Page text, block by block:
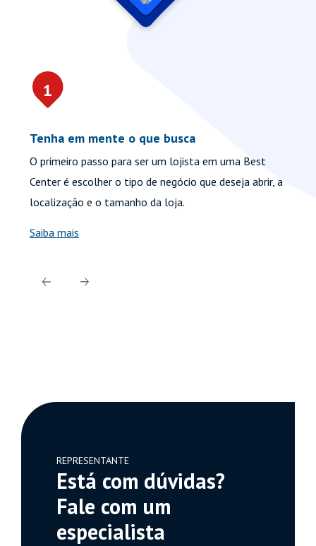
1
Tenha em mente o que busca
O primeiro passo para ser um lojista em uma Best
Center é escolher o tipo de negócio que deseja abrir, a
localização e o tamanho da loja.
Saiba mais
REPRESENTANTE
Está com dúvidas?
Fale com um
especialista